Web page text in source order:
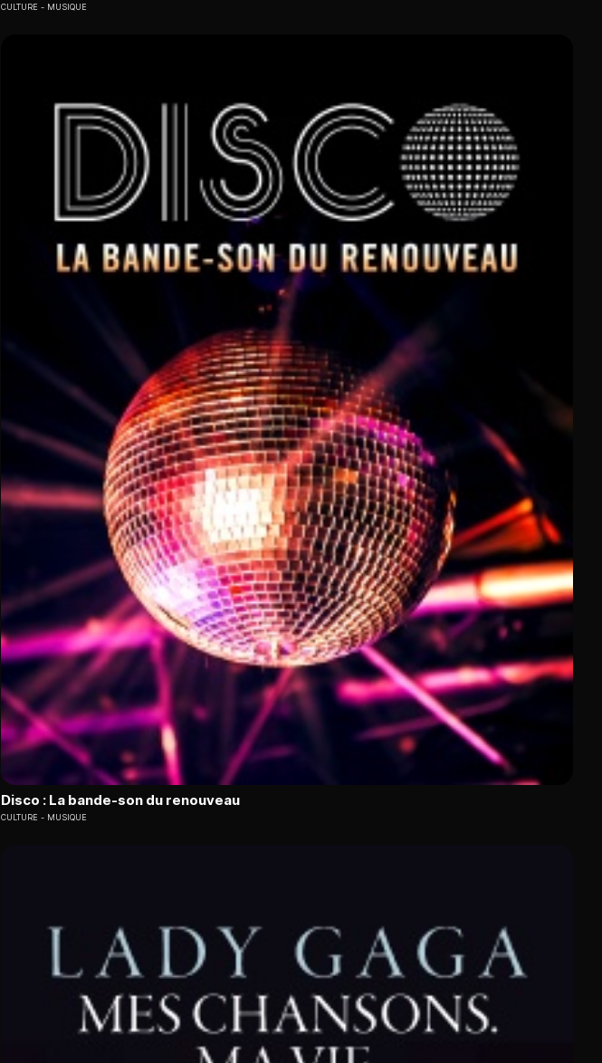
CULTURE MUSIQUE
Disco : La bande-son du renouveau
CULTURE MUSIQUE